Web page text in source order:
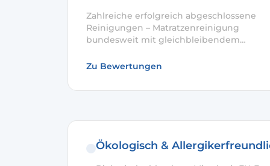
Zahlreiche erfolgreich abgeschlossene
Reinigungen – Matratzenreinigung
bundesweit mit gleichbleibendem
Zu Bewertungen
Ökologisch &